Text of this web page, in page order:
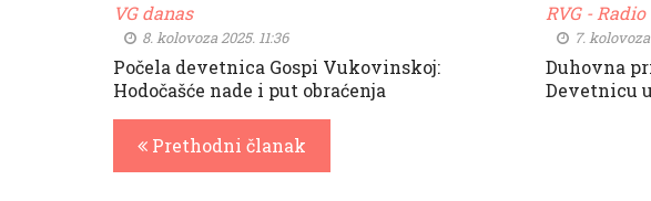
VG danas
8. kolovoza 2025. 11:36
Počela devetnica Gospi Vukovinskoj:
Hodočašće nade i put obraćenja
Prethodni članak
RVG -
7.
Duhovna
Devetnicu